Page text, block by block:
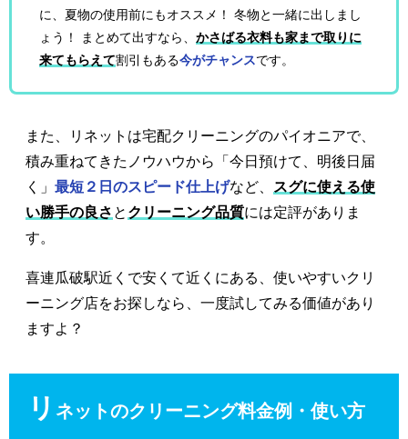
に、夏物の使用前にもオススメ！ 冬物と一緒に出しまし
ょう！ まとめて出すなら、かさばる衣料も家まで取りに
来てもらえて割引もある今がチャンスです。
また、リネットは宅配クリーニングのパイオニアで、
積み重ねてきたノウハウから「今日預けて、明後日届
く」 最短２日のスピード仕上げなど、
スグに使える使
い勝手の良さ と クリーニング品質には定評がありま
す。
喜連瓜破駅近くで安くて近くにある、使いやすいクリ
ーニング店をお探しなら、一度試してみる価値があり
ますよ？
リ ネットのクリーニング料金例・使い方